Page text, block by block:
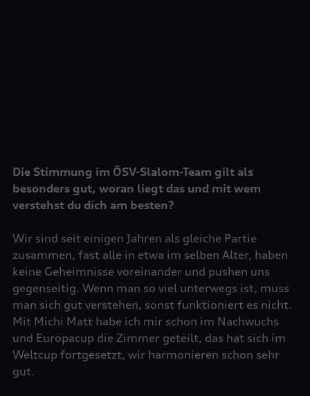
Die Stimmung im ÖSV-Slalom-Team gilt als
besonders gut, woran liegt das und mit wem
verstehst du dich am besten?
Wir sind seit einigen Jahren als gleiche Partie
zusammen, fast alle in etwa im selben Alter, haben
keine Geheimnisse voreinander und pushen uns
gegenseitig. Wenn man so viel unterwegs ist, muss
man sich gut verstehen, sonst funktioniert es nicht.
Mit Michi Matt habe ich mir schon im Nachwuchs
und Europacup die Zimmer geteilt, das hat sich im
Weltcup fortgesetzt, wir harmonieren schon sehr
gut.